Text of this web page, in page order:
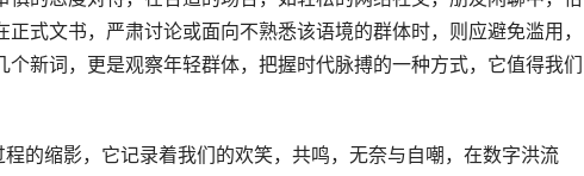
式文书，严肃讨论或面向不熟悉该语境的群体时，则应避免滥用，
新词，更是观察年轻群体，把握时代脉搏的一种方式，它值得我们
的缩影，它记录着我们的欢笑，共鸣，无奈与自嘲，在数字洪流